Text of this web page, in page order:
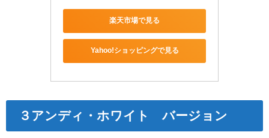
楽天市場で見る
Yahoo!ショッピングで見る
３アンディ・ホワイト バージョン